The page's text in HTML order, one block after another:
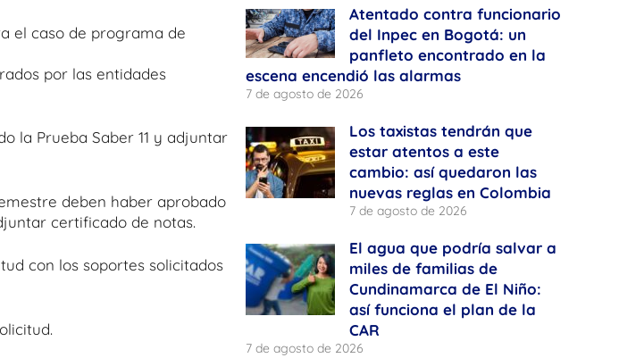
el caso de programa de
por las entidades
la Prueba Saber 11 y adjuntar
deben haber aprobado
certificado de notas.
con los soportes solicitados
Atentado contra funcionario
del Inpec en Bogotá: un
panfleto encontrado en la
escena encendió las alarmas
7 de agosto de 2026
Los taxistas tendrán que
estar atentos a este
cambio: así quedaron las
nuevas reglas en Colombia
7 de agosto de 2026
El agua que podría salvar a
miles de familias de
Cundinamarca de El Niño:
así funciona el plan de la
CAR
7 de agosto de 2026